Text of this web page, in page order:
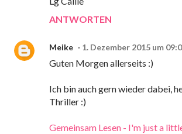
ANTWORTEN
Meike 1. Dezember 2015 um
Guten Morgen allerseits :)
Ich bin auch gern wieder dabei,
Thriller :)
Gemeinsam Lesen - I'm just a